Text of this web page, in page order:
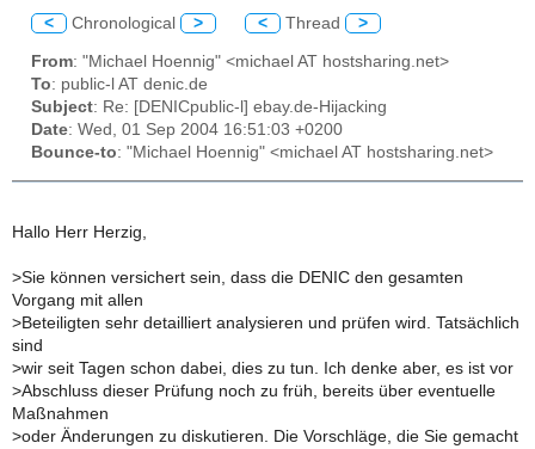
< Chronological > < Thread >
From: "Michael Hoennig" <michael AT hostsharing.net>
To: public-l AT denic.de
Subject: Re: [DENICpublic-l] ebay.de-Hijacking
Date: Wed, 01 Sep 2004 16:51:03 +0200
Bounce-to: "Michael Hoennig" <michael AT hostsharing.net>
Hallo Herr Herzig,
>Sie können versichert sein, dass die DENIC den gesamten
Vorgang mit allen
>Beteiligten sehr detailliert analysieren und prüfen wird. Tatsächlich
sind
>wir seit Tagen schon dabei, dies zu tun. Ich denke aber, es ist vor
>Abschluss dieser Prüfung noch zu früh, bereits über eventuelle
Maßnahmen
>oder Änderungen zu diskutieren. Die Vorschläge, die Sie gemacht